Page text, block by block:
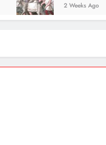
2 Weeks Ago